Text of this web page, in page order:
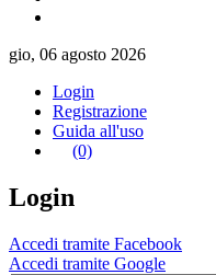
gio, 06 agosto 2026
Login
Registrazione
Guida all'uso
(0)
Login
Accedi tramite Facebook
Accedi tramite Google